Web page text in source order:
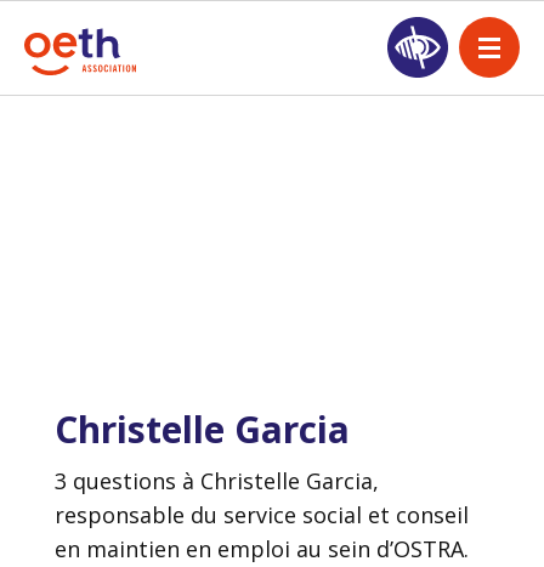
Christelle Garcia
3 questions à Christelle Garcia,
responsable du service social et conseil
en maintien en emploi au sein d’OSTRA.